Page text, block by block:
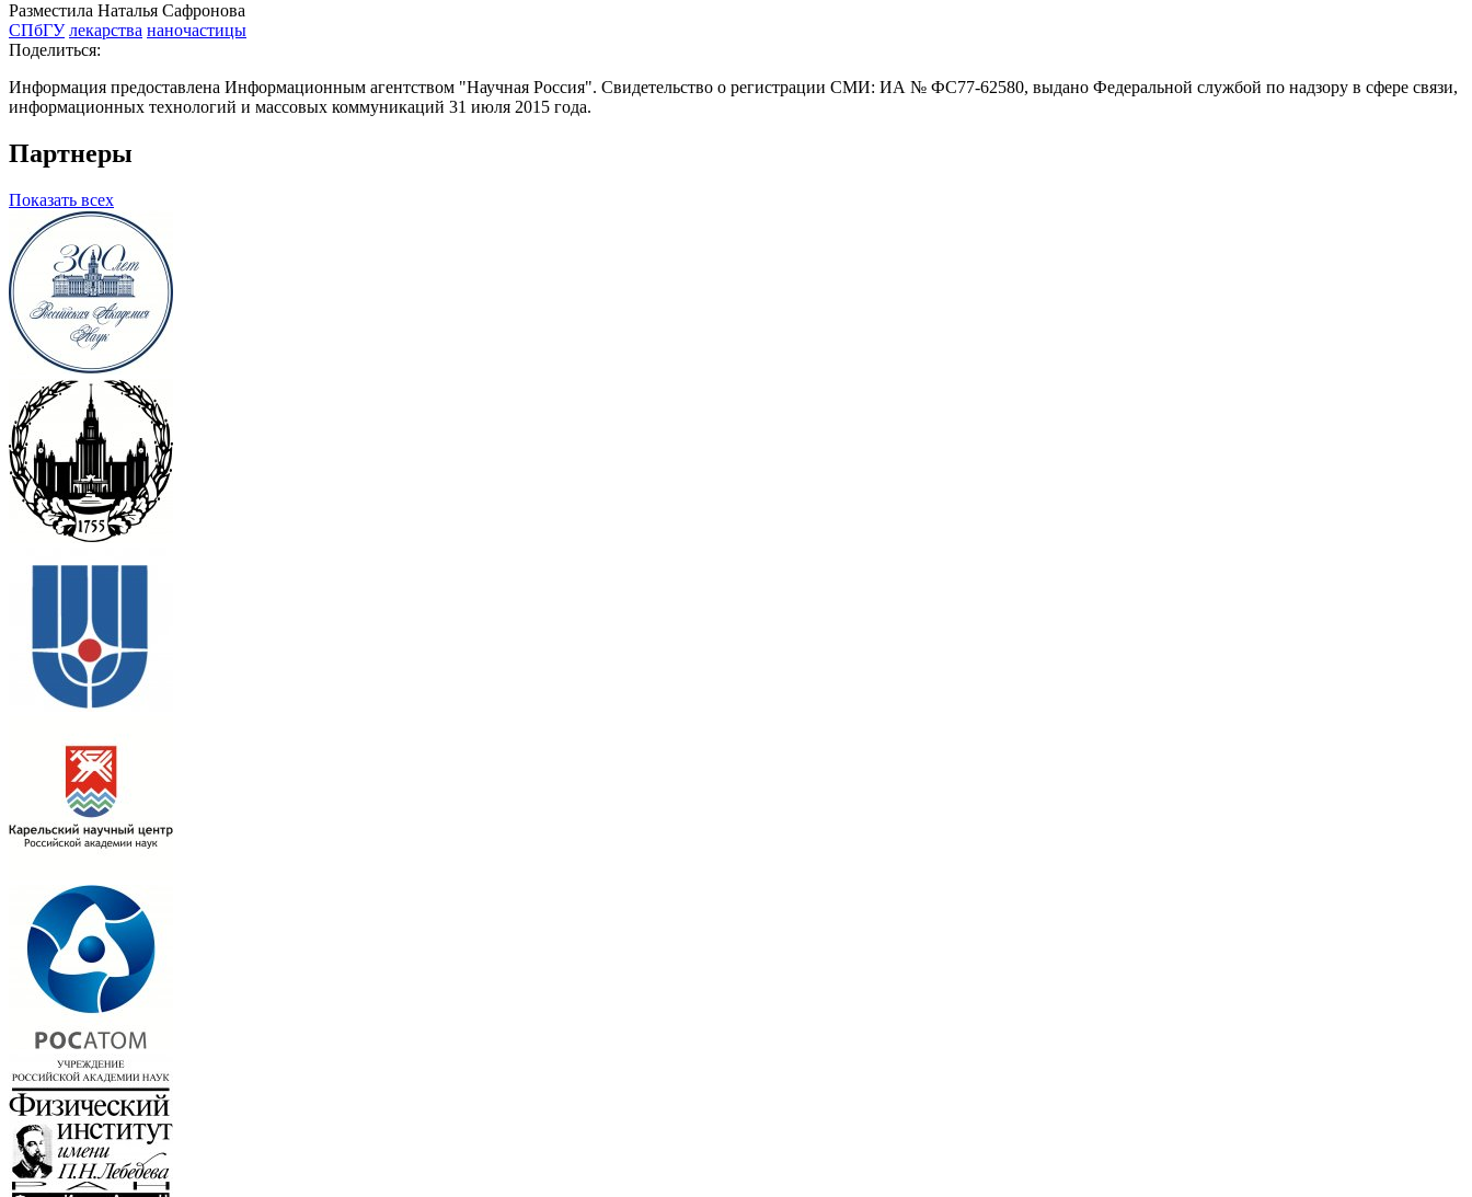
Разместила Наталья Сафронова
СПбГУ лекарства наночастицы
Поделиться:
Информация предоставлена Информационным агентством "Научная Россия". Свидетельство о регистрации СМИ: ИА № ФС77-62580, выдано Федеральной службой по надзору в сфере связи,
информационных технологий и массовых коммуникаций 31 июля 2015 года.
Партнеры
Показать всех